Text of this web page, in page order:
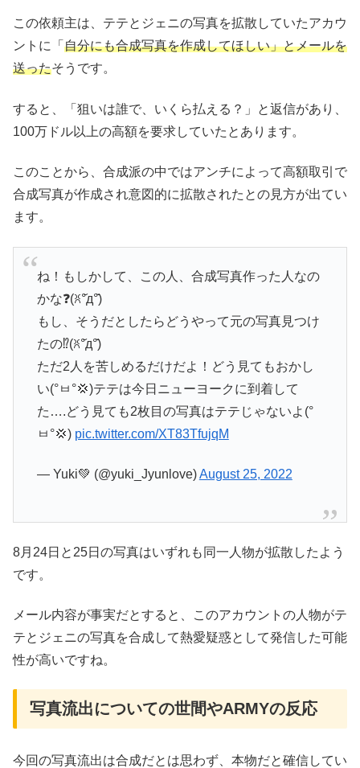
この依頼主は、テテとジェニの写真を拡散していたアカウ
ントに「 自分にも合成写真を作成してほしい」とメールを
送ったそうです。
すると、「狙いは誰で、いくら払える？」と返信があり、
100万ドル以上の高額を要求していたとあります。
このことから、合成派の中ではアンチによって高額取引で
合成写真が作成され意図的に拡散されたとの見方が出てい
ます。
ね！もしかして、この人、合成写真作った人なの
かな❓(ꐦ°᷄д°᷅)
もし、そうだとしたらどうやって元の写真見つけ
たの⁉️(ꐦ°᷄д°᷅)
ただ2人を苦しめるだけだよ！どう見てもおかし
い(°ㅂ°💢)テテは今日ニューヨークに到着して
た….どう見ても2枚目の写真はテテじゃないよ(°
ㅂ°💢) pic.twitter.com/XT83TfujqM
— Yuki💚 (@yuki_Jyunlove)August 25, 2022
8月24日と25日の写真はいずれも同一人物が拡散したよう
です。
メール内容が事実だとすると、このアカウントの人物がテ
テとジェニの写真を合成して熱愛疑惑として発信した可能
性が高いですね。
写真流出についての世間やARMYの反応
今回の写真流出は合成だとは思わず、本物だと確信してい